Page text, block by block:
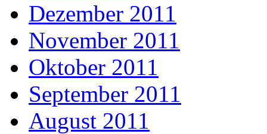
Dezember 2011
November 2011
Oktober 2011
September 2011
August 2011